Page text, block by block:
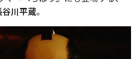
川平蔵。